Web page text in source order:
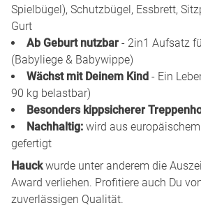
Spielbügel), Schutzbügel, Essbrett,
Gurt
Ab Geburt nutzbar - 2in1 Aufsatz
(Babyliege & Babywippe)
Wächst mit Deinem Kind - Ein
90 kg belastbar)
Besonders kippsicherer
Nachhaltig: wird aus
gefertigt
Hauckwurde unter anderem die
Award verliehen. Profitiere auch Du
zuverlässigen Qualität.